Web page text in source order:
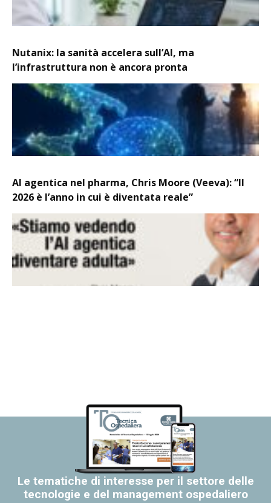
Nutanix: la sanità accelera sull’AI, ma
l’infrastruttura non è ancora pronta
AI agentica nel pharma, Chris Moore (Veeva): “Il
2026 è l’anno in cui è diventata reale”
Le tematiche di interesse per il settore delle
tecnologie e del management ospedaliero